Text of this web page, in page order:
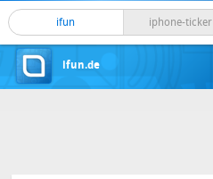
ifun iphone-ticker
ifun.de